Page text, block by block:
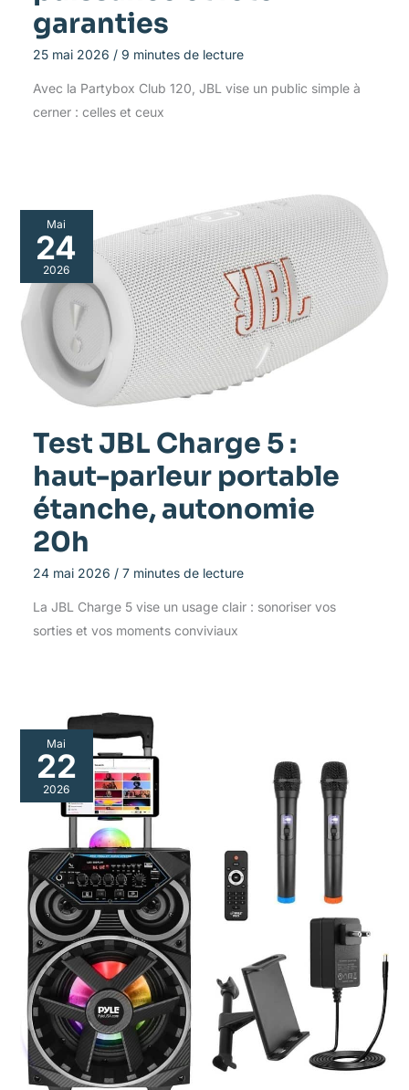
garanties
25 mai 2026 / 9 minutes de lecture
Avec la Partybox Club 120, JBL vise un public simple à
cerner : celles et ceux
Mai
24
2026
Test JBL Charge 5 :
haut-parleur portable
étanche, autonomie
20h
24 mai 2026 / 7 minutes de lecture
La JBL Charge 5 vise un usage clair : sonoriser vos
sorties et vos moments conviviaux
Mai
22
2026